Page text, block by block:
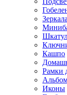
Зеркала
Кашпо
Рамки
Иконы